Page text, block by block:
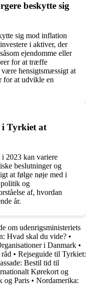
beskytte sig
sig mod inflation
i aktiver, der
ejendomme eller
for at træffe
hensigtsmæssigt at
for at udvikle en
i Tyrkiet at
2023 kan variere
beslutninger og
at følge nøje med i
politik og
af, hvordan
år.
om udenrigsministeriets
Hvad skal du vide? •
i Danmark •
• Rejseguide til Tyrkiet:
Bestil tid til
Kørekort og
og Paris • Nordamerika: